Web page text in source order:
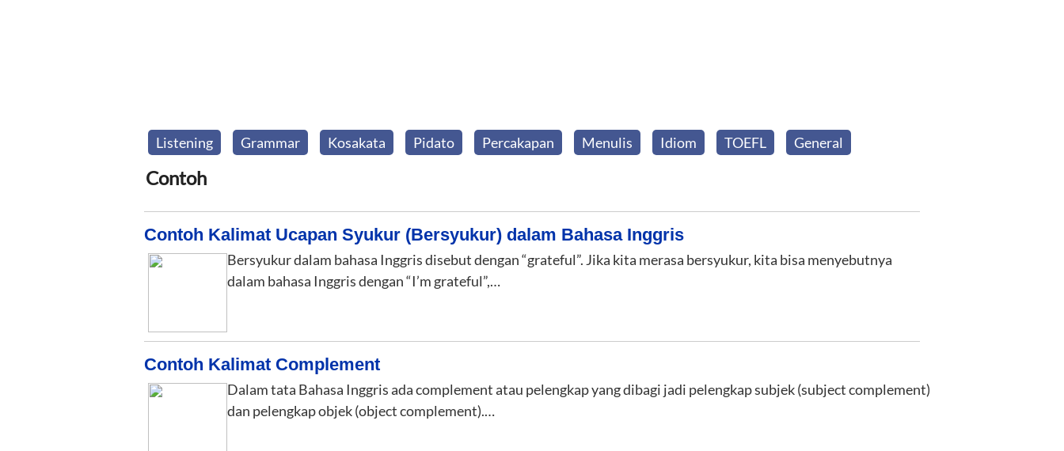
Listening Grammar Kosakata Pidato Percakapan Menulis Idiom TOEFL General
Contoh
Contoh Kalimat Ucapan Syukur (Bersyukur) dalam Bahasa Inggris
Bersyukur dalam bahasa Inggris disebut dengan “grateful”. Jika kita merasa bersyukur, kita bisa menyebutnya
dalam bahasa Inggris dengan “I’m grateful”,…
Contoh Kalimat Complement
Dalam tata Bahasa Inggris ada complement atau pelengkap yang dibagi jadi pelengkap subjek (subject complement)
dan pelengkap objek (object complement).…